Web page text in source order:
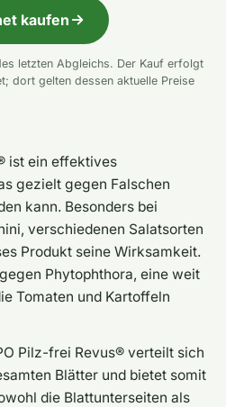
kaufen
letzten Abgleichs. Der Kauf erfolgt
dort gelten dessen aktuelle Preise
ist ein effektives
gezielt gegen Falschen
kann. Besonders bei
verschiedenen Salatsorten
Produkt seine Wirksamkeit.
Phytophthora, eine weit
Tomaten und Kartoffeln
Pilz-frei Revus® verteilt sich
Blätter und bietet somit
die Blattunterseiten als